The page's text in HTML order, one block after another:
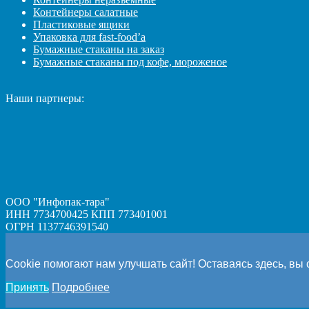
Контейнеры салатные
Пластиковые ящики
Упаковка для fast-food’а
Бумажные стаканы на заказ
Бумажные стаканы под кофе, мороженое
Наши партнеры:
ООО "Инфопак-тара"
ИНН 7734700425 КПП 773401001
ОГРН 1137746391540
Cookie помогают нам улучшать сайт! Оставаясь здесь, вы
Принять Подробнее